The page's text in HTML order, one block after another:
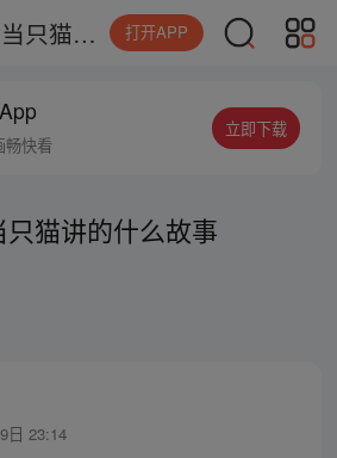
今天也要努力当只猫讲的什么故事 打开APP
畅快看
立即下载
猫讲的什么故事
日 23:14